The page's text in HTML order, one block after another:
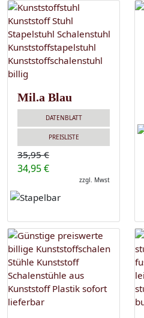
Mil.a Blau
DATENBLATT
PREISLISTE
35,95 €
34,95 €
zzgl. Mwst